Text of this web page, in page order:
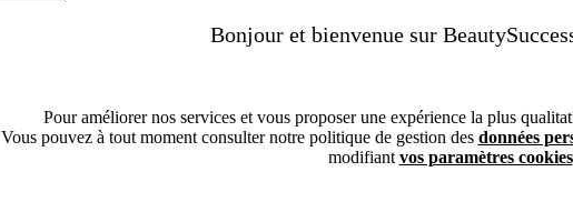
Bonjour et bienvenue sur
Pour améliorer nos services et vous proposer une expérience la plus
Vous pouvez à tout moment consulter notre politique de gestion des données
modifiant vos paramètres cookies